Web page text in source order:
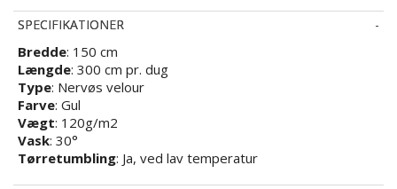
SPECIFIKATIONER
Bredde: 150 cm
Længde: 300 cm pr. dug
Type: Nervøs velour
Farve: Gul
Vægt: 120g/m2
Vask: 30°
Tørretumbling: Ja, ved lav temperatur